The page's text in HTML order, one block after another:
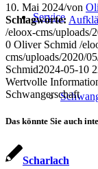
Service
10. Mai 2024/von
Schlagworte:
/eloox-cms/uploads/
0 Oliver Schmid /
cms/uploads/2020/
Schmid2024-05-10
Wertvolle
Schwangerschaft
Das könnte Sie auch
Scharlach